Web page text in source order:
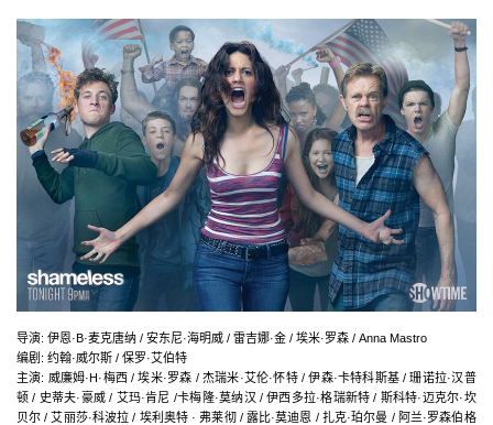
导演: 伊恩·B·麦克唐纳 / 安东尼·海明威 / 雷吉娜·金 / 埃米·罗森 / Anna Mastro
编剧 : 约翰·威尔斯 / 保罗·艾伯特
主演: 威廉姆·H·梅西 / 埃米·罗森 / 杰瑞米·艾伦·怀特 / 伊森·卡特科斯基 / 珊诺拉·汉普
顿 / 史蒂夫·豪威 / 艾玛·肯尼 /卡梅隆·莫纳汉 / 伊西多拉·格瑞新特 / 斯科特·迈克尔·坎
贝尔 / 艾丽莎·科波拉 / 埃利奥特 · 弗莱彻 / 露比·莫迪恩 / 扎克·珀尔曼 / 阿兰·罗森伯格